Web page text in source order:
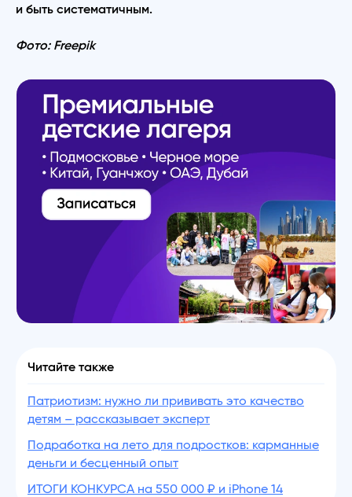
и быть систематичным.
Фото: Freepik
Читайте также
Патриотизм: нужно ли прививать это качество
детям – рассказывает эксперт
Подработка на лето для подростков: карманные
деньги и бесценный опыт
ИТОГИ КОНКУРСА на 550 000 ₽ и iPhone 14